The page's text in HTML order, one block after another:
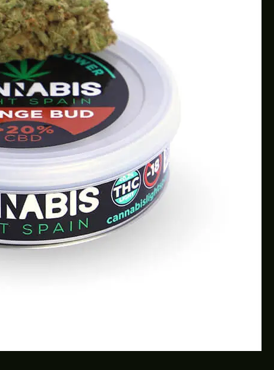
EN TU PRÓXIMA
para estar al corriente de ofertas
y muchas sorpresas.
no, gracias